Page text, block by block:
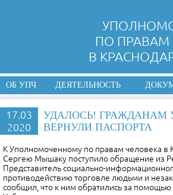
ПО ПРАВАМ
В
ОБ УПЧ ДЕЯТЕЛЬНОСТЬ
17.03
2020
УДАЛОСЬ! ГРАЖДАНАМ
ВЕРНУЛИ ПАСПОРТА
К Уполномоченному по правам человека в
Сергею Мышаку поступило обращение из
Представитель социально-
противодействию торговле людьми и
сообщил, что к ним обратились за помощью